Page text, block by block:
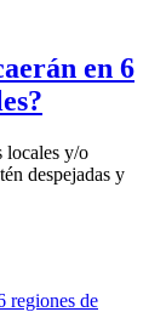
en 6
locales y/o
despejadas y